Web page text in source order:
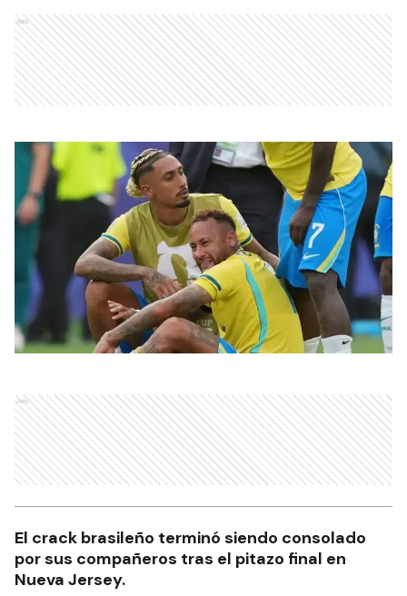
Ads
Ads
El crack brasileño terminó siendo consolado
por sus compañeros tras el pitazo final en
Nueva Jersey.